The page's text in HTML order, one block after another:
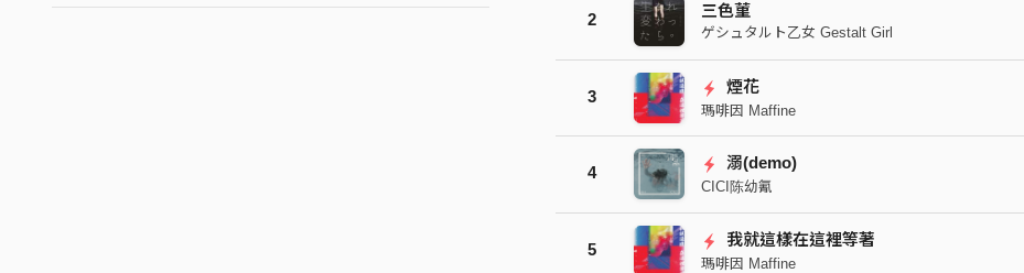
2 三色菫
ゲシュタルト乙女 Gestalt Girl
3
煙花
瑪啡因 Maffine
4
溺(demo)
CICI陈幼氰
5
我就這樣在這裡等著
瑪啡因 Maffine